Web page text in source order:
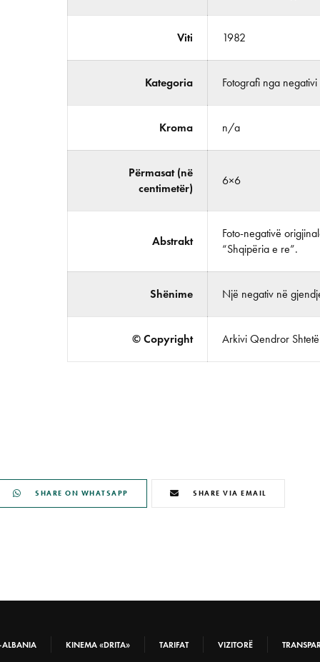
Viti 1982
Kategoria Fotografi nga negativi
Kroma n/a
Përmasat (në
centimetër)
6×6
Abstrakt
Foto-negativë
“Shqipëria e re”.
Shënime Një negativ në
© Copyright Arkivi Qendror
SHARE ON WHATSAPP SHARE VIA EMAIL
ALBANIA KINEMA «DRITA» TARIFAT VIZITORË